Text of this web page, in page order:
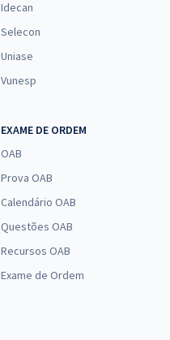
Idecan
Selecon
Uniase
Vunesp
EXAME DE ORDEM
OAB
Prova OAB
Calendário OAB
Questões OAB
Recursos OAB
Exame de Ordem